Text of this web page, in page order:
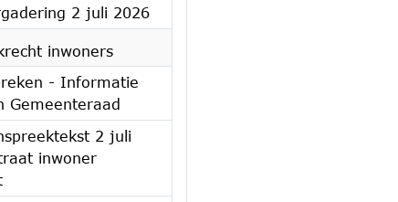
2 juli 2026
inwoners
- Informatie
Gemeenteraad
2 juli
inwoner